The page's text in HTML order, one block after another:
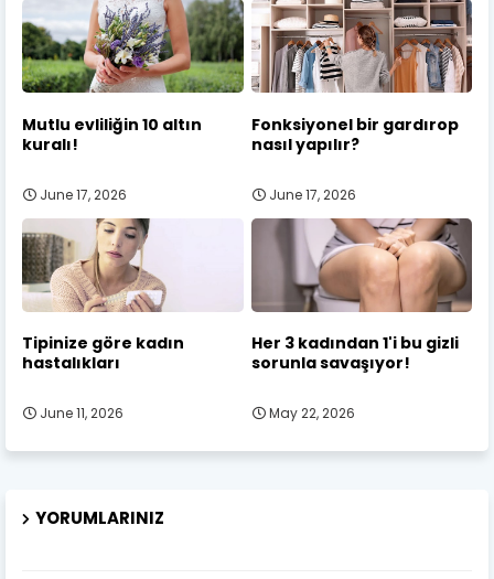
Mutlu evliliğin 10 altın
kuralı!
June 17, 2026
Fonksiyonel bir gardırop
nasıl yapılır?
June 17, 2026
Tipinize göre kadın
hastalıkları
June 11, 2026
Her 3 kadından 1'i bu gizli
sorunla savaşıyor!
May 22, 2026
YORUMLARINIZ